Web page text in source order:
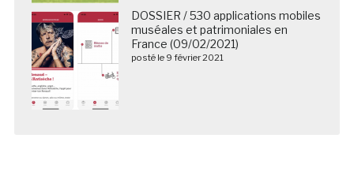
DOSSIER / 530 applications mobiles
muséales et patrimoniales en
France (09/02/2021)
posté le 9 février 2021